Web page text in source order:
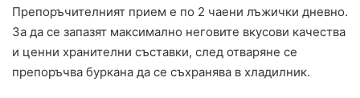
Препоръчителният прием е по 2 чаени лъжички дневно.
За да се запазят максимално неговите вкусови качества
и ценни хранителни съставки, след отваряне се
препоръчва буркана да се съхранява в хладилник.